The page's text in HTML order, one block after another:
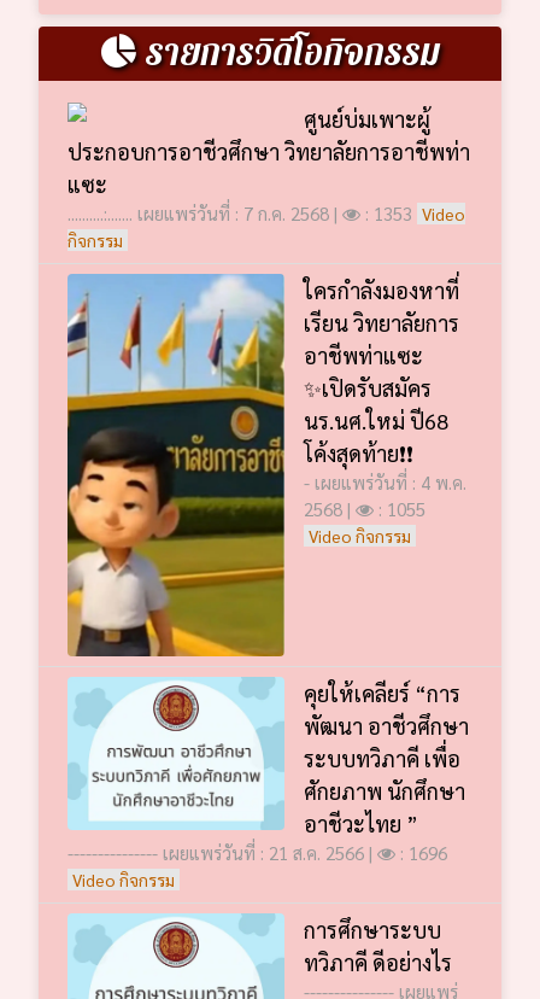
รายการวิดีโอกิจกรรม
ศูนย์บ่มเพาะผู้
ประกอบการอาชีวศึกษา วิทยาลัยการอาชีพท่า
แซะ
..........:....... เผยแพร่วันที่ : 7 ก.ค. 2568 | : 1353 Video
กิจกรรม
ใครกำลังมองหาที่
เรียน วิทยาลัยการ
อาชีพท่าแซะ
✨เปิดรับสมัคร
นร.นศ.ใหม่ ปี68
โค้งสุดท้าย❗️❗️
- เผยแพร่วันที่ : 4 พ.ค.
2568 |
: 1055
Video กิจกรรม
คุยให้เคลียร์ “การ
พัฒนา อาชีวศึกษา
ระบบทวิภาคี เพื่อ
ศักยภาพ นักศึกษา
อาชีวะไทย ”
--------------- เผยแพร่วันที่ : 21 ส.ค. 2566 | : 1696
Video กิจกรรม
การศึกษาระบบ
ทวิภาคี ดีอย่างไร
--------------- เผยแพร่